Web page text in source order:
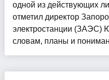
одной из действующих
отметил директор
электростанции (ЗАЭС)
словам, планы и